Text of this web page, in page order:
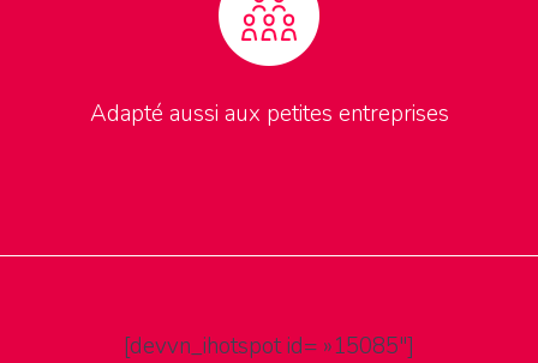
Adapté aussi aux petites entreprises
[devvn_ihotspot id= »15085″]